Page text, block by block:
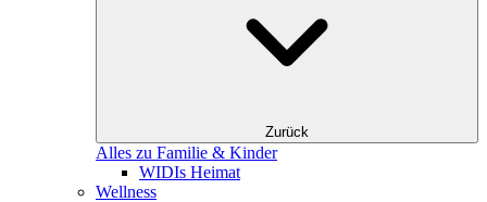
Zurück
Alles zu Familie & Kinder
WIDIs Heimat
Wellness